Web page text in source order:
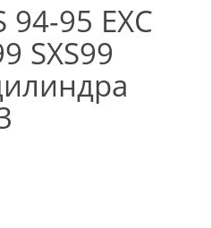
94-95 EXC
SXS99